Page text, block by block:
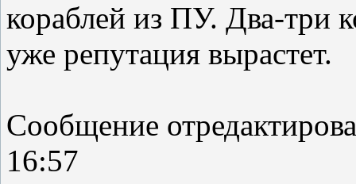
кораблей из ПУ. Два-три
уже репутация вырастет.
Сообщение
16:57